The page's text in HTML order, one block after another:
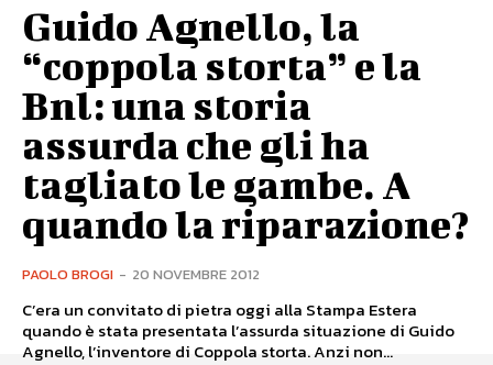
Guido Agnello, la
“coppola storta” e la
Bnl: una storia
assurda che gli ha
tagliato le gambe. A
quando la riparazione?
PAOLO BROGI - 20 NOVEMBRE 2012
C’era un convitato di pietra oggi alla Stampa Estera
quando è stata presentata l’assurda situazione di Guido
Agnello, l’inventore di Coppola storta. Anzi non...